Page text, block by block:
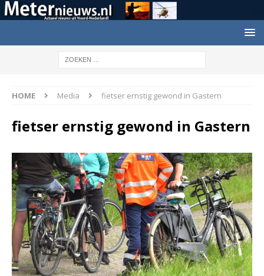
HOME Media fietser ernstig gewond in Gastern
fietser ernstig gewond in Gastern